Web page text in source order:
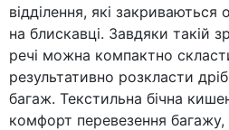
відділення, які
на блискавці. Завдяки такій
речі можна компактно
результативно розкласти
багаж. Текстильна бічна
комфорт перевезення багажу,